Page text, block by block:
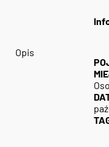
Opis